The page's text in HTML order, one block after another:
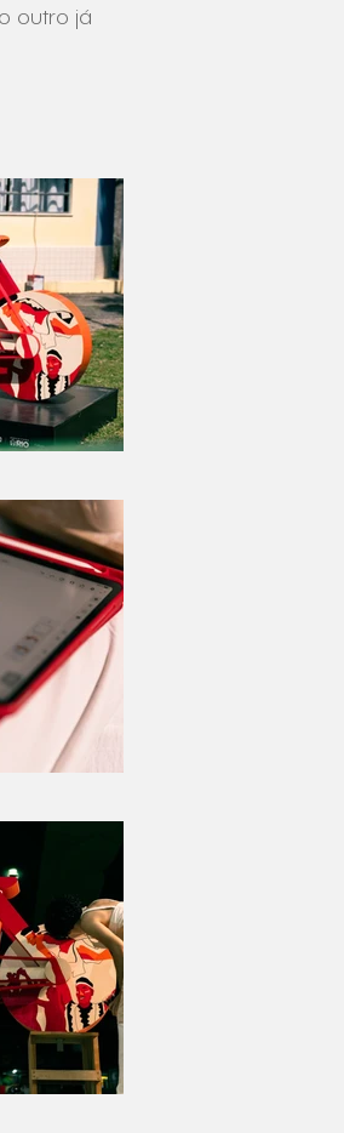
outro já